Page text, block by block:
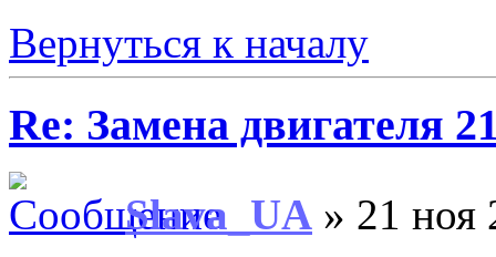
Вернуться к началу
Re: Замена двигателя
Slava_UA » 21 ноя